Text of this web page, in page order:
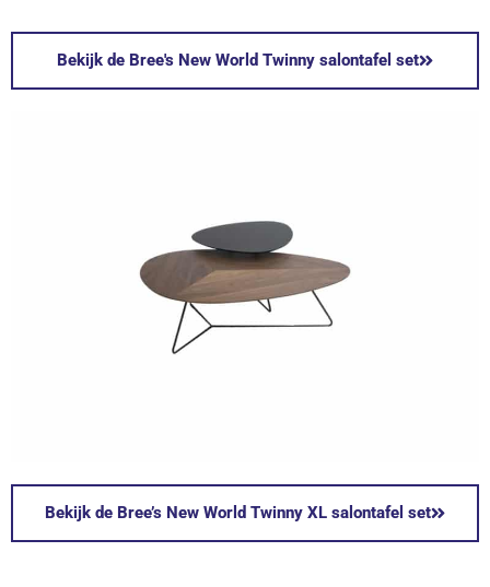
Bekijk de Bree's New World Twinny salontafel set
Bekijk de Bree’s New World Twinny XL salontafel set